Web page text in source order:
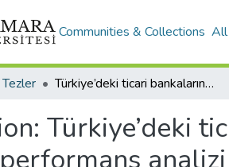
Communities & Collections All
Tezler Türkiye’deki ticari bankaların analitik ağ süreci yaklaşımı ile finansal performans analizi
Türkiye’deki